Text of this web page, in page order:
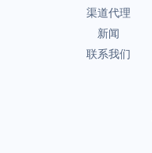
渠道代理
新闻
联系我们